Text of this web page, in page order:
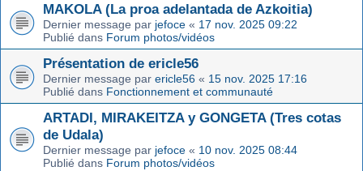
MAKOLA (La proa adelantada de Azkoitia)
Dernier message par jefoce « 17 nov. 2025 09:22
Publié dans Forum photos/vidéos
Présentation de ericle56
Dernier message par ericle56 « 15 nov. 2025 17:16
Publié dans Fonctionnement et communauté
ARTADI, MIRAKEITZA y GONGETA (Tres cotas
de Udala)
Dernier message par jefoce « 10 nov. 2025 08:44
Publié dans Forum photos/vidéos